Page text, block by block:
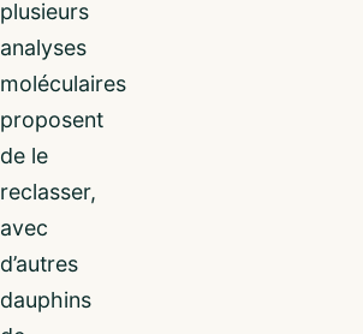
plusieurs
analyses
moléculaires
proposent
de le
reclasser,
avec
d’autres
dauphins